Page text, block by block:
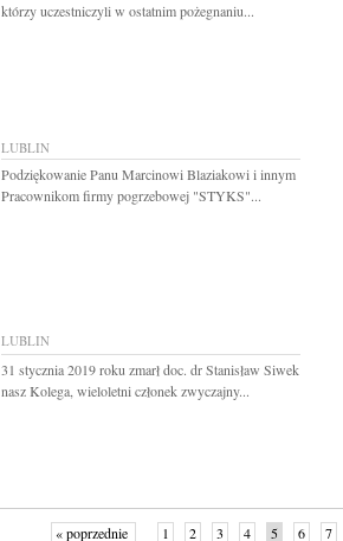
którzy uczestniczyli w ostatnim pożegnaniu...
LUBLIN
Podziękowanie Panu Marcinowi Blaziakowi i innym
Pracownikom firmy pogrzebowej "STYKS"...
LUBLIN
31 stycznia 2019 roku zmarł doc. dr Stanisław Siwek
nasz Kolega, wieloletni członek zwyczajny...
« poprzednie 1 2 3 4 5 6 7